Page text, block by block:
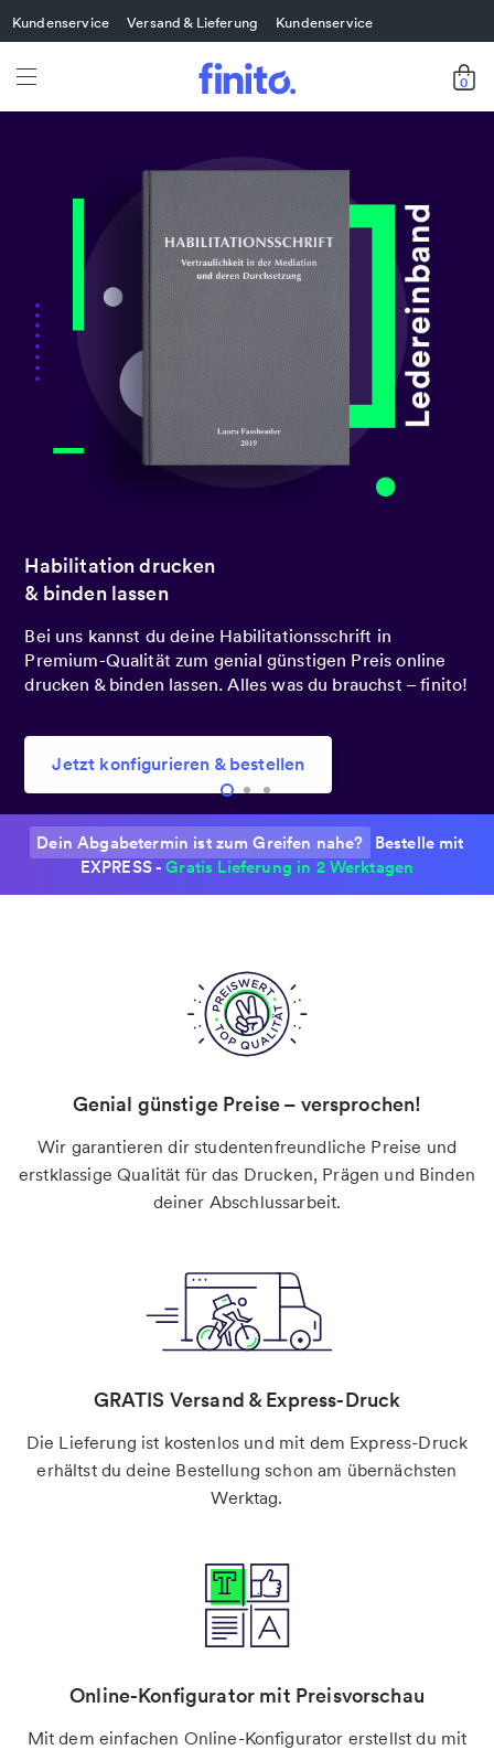
Kundenservice Versand & Lieferung Kundenservice
0
Heute bestellt.
Übermorgen bei dir!
Du hast es besonders eilig? Bestelle noch heute mit
Express-Druck, damit du deine Abschlussarbeit schon
übermorgen in den Händen hältst.
Jetzt konfigurieren & bestellen
Dein Abgabetermin ist zum Greifen nahe? Bestelle mit
EXPRESS -Gratis Lieferung in 2 Werktagen
Genial günstige Preise – versprochen!
Wir garantieren dir studentenfreundliche Preise und
erstklassige Qualität für das Drucken, Prägen und Binden
deiner Abschlussarbeit.
GRATIS Versand & Express-Druck
Die Lieferung ist kostenlos und mit dem Express-Druck
erhältst du deine Bestellung schon am übernächsten
Werktag.
Online-Konfigurator mit Preisvorschau
Mit dem einfachen Online-Konfigurator erstellst du mit